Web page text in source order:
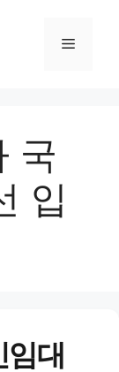
메
국
입
대